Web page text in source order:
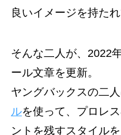
良いイメージを持た
そんな二人が、2022
ール文章を更新。
ヤングバックスの二
ルを使って、プロレ
ントを残すスタイルを